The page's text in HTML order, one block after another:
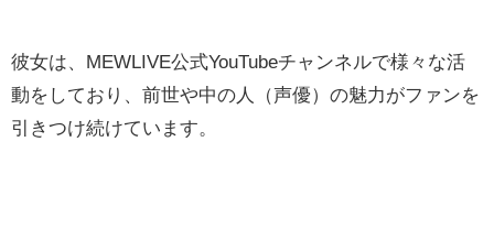
彼女は、MEWLIVE公式YouTubeチャンネルで様々な活
動をしており、前世や中の人（声優）の魅力がファンを
引きつけ続けています。